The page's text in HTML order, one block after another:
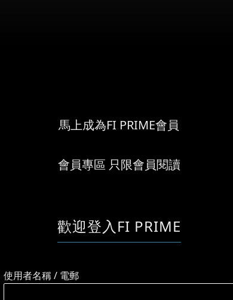
馬上成為FI PRIME會員
會員專區 只限會員閱讀
歡迎登入FI PRIME
使用者名稱 / 電郵